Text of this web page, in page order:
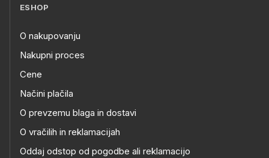
ESHOP
O nakupovanju
Nakupni proces
Cene
Načini plačila
O prevzemu blaga in dostavi
O vračilih in reklamacijah
Oddaj odstop od pogodbe ali reklamacijo